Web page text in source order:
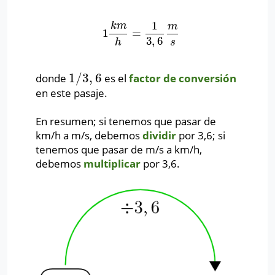
1
km
h
=
1
3, 6
m
s
1kmh =1 3,6m s
donde 1/3, 6
1/3,6 es el factor de conversión
en este pasaje.
En resumen; si tenemos que pasar de
km/h a m/s, debemosdividir por 3,6; si
tenemos que pasar de m/s a km/h,
debemos multiplicar por 3,6.